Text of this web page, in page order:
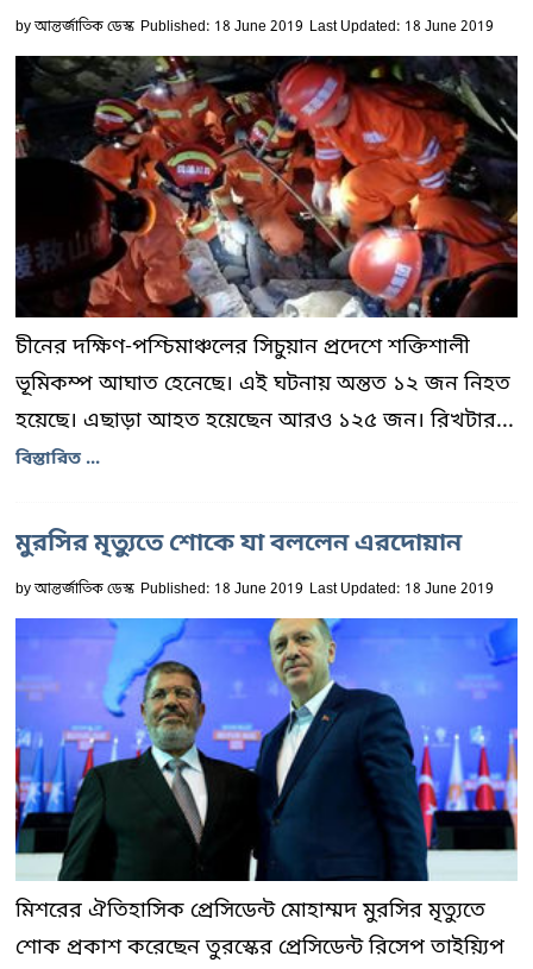
byআন্তর্জাতিক ডেস্ক Published: 18 June 2019 Last Updated: 18 June 2019
চীনের দক্ষিণ-পশ্চিমাঞ্চলের সিচুয়ান প্রদেশে শক্তিশালী
ভূমিকম্প আঘাত হেনেছে। এই ঘটনায় অন্তত ১২ জন নিহত
হয়েছে। এছাড়া আহত হয়েছেন আরও ১২৫ জন। রিখটার...
বিস্তারিত ...
মুরসির মৃত্যুতে শোকে যা বললেন এরদোয়ান
byআন্তর্জাতিক ডেস্ক Published: 18 June 2019 Last Updated: 18 June 2019
মিশরের ঐতিহাসিক প্রেসিডেন্ট মোহাম্মদ মুরসির মৃত্যুতে
শোক প্রকাশ করেছেন তুরস্কের প্রেসিডেন্ট রিসেপ তাইয়্যিপ